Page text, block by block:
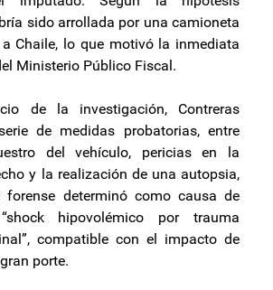
sido arrollada por una camioneta
a Chaile, lo que motivó la inmediata
Ministerio Público Fiscal.
de la investigación, Contreras
de medidas probatorias, entre
del vehículo, pericias en la
y la realización de una autopsia,
forense determinó como causa de
hipovolémico por trauma
compatible con el impacto de
porte.